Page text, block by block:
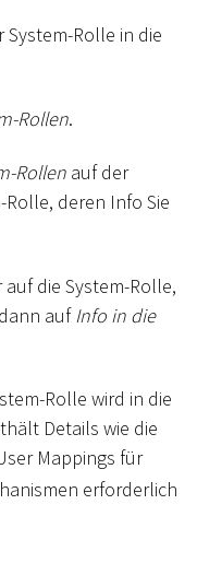
Rolle in die
Rollen.
Rollen auf der
deren Info Sie
auf die System-Rolle,
aufInfo in die
Rolle wird in die
Details wie die
Mappings für
erforderlich